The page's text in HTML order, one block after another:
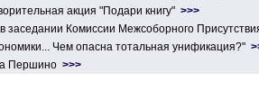
акция "Подари книгу" >>>
заседании Комиссии Межсоборного
Чем опасна тотальная унификация?"
Першино >>>